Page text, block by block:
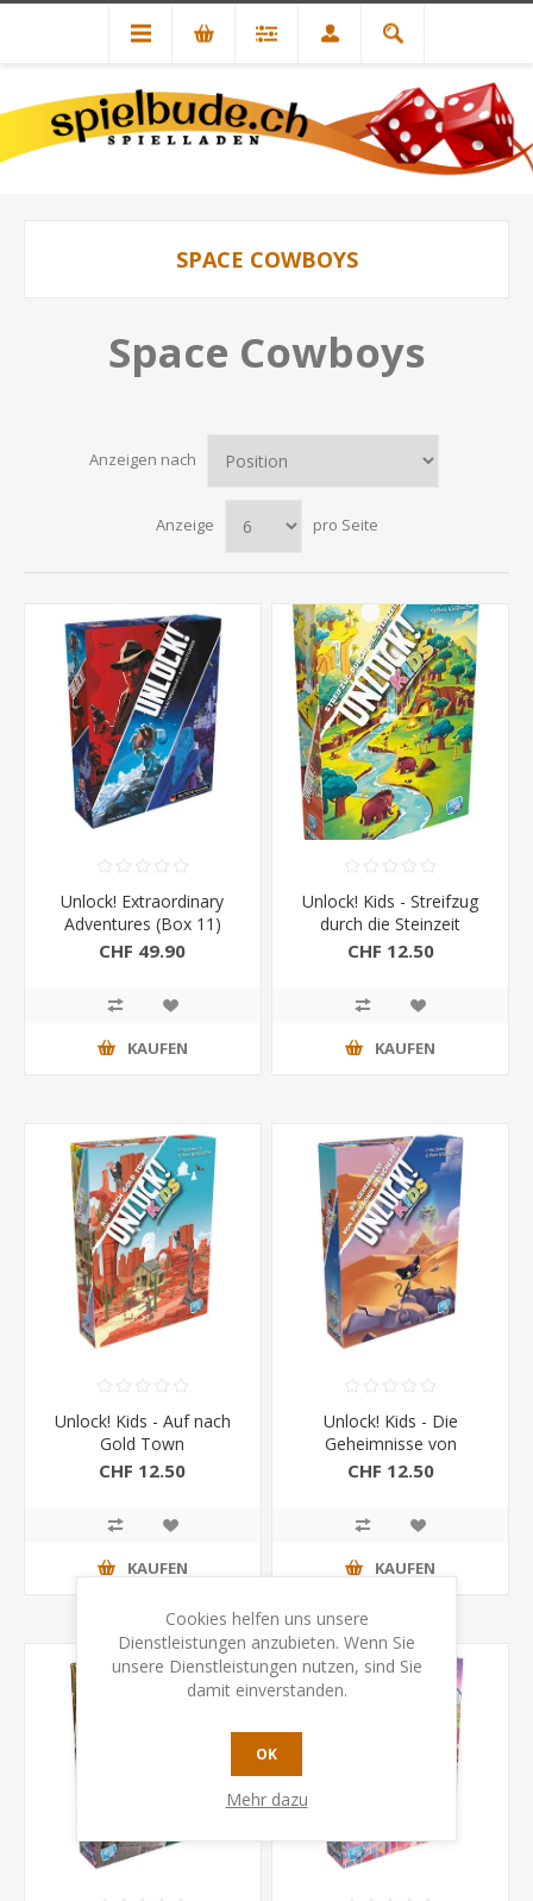
SPACE COWBOYS
Space Cowboys
Anzeigen nach
Anzeige pro Seite
Unlock! Extraordinary
Adventures (Box 11)
CHF 49.90
KAUFEN
Unlock! Kids - Streifzug
durch die Steinzeit
CHF 12.50
KAUFEN
Unlock! Kids - Auf nach
Gold Town
CHF 12.50
KAUFEN
Unlock! Kids - Die
Geheimnisse von
Pharaonin Hatschepsut
CHF 12.50
KAUFEN
Cookies helfen uns unsere
Dienstleistungen anzubieten. Wenn Sie
unsere Dienstleistungen nutzen, sind Sie
damit einverstanden.
OK
Mehr dazu